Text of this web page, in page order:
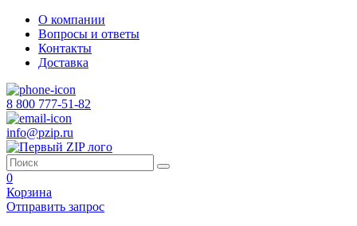
О компании
Вопросы и ответы
Контакты
Доставка
8 800 777-51-82
info@pzip.ru
0
Корзина
Отправить запрос